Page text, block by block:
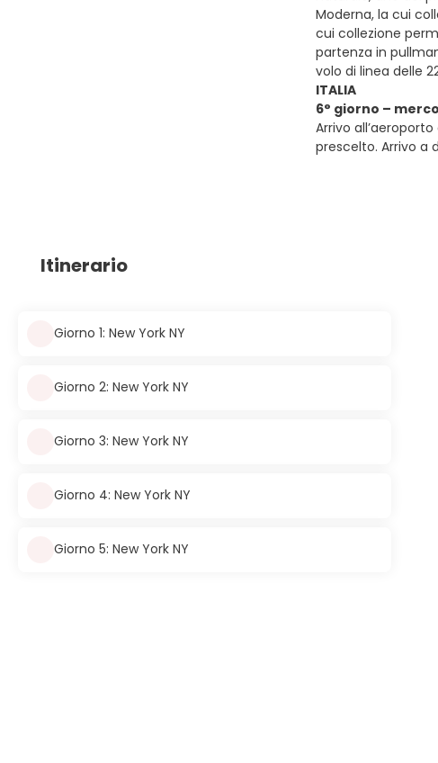
Moderna, la cui
cui collezione
partenza in
volo di linea delle
ITALIA
6° giorno –
Arrivo
prescelto. Arrivo a
Itinerario
Giorno 1: New York NY
Giorno 2: New York NY
Giorno 3: New York NY
Giorno 4: New York NY
Giorno 5: New York NY